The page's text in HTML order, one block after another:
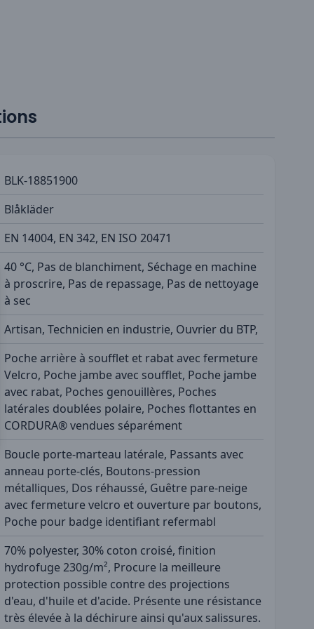
BLK-18851900
Blåkläder
EN 14004, EN 342, EN ISO 20471
40 °C, Pas de blanchiment, Séchage en machine
à proscrire, Pas de repassage, Pas de nettoyage
à sec
Artisan, Technicien en industrie, Ouvrier du BTP,
Poche arrière à soufflet et rabat avec fermeture
Velcro, Poche jambe avec soufflet, Poche jambe
avec rabat, Poches genouillères, Poches
latérales doublées polaire, Poches flottantes en
CORDURA® vendues séparément
Boucle porte-marteau latérale, Passants avec
anneau porte-clés, Boutons-pression
métalliques, Dos réhaussé, Guêtre pare-neige
avec fermeture velcro et ouverture par boutons,
Poche pour badge identifiant refermabl
70% polyester, 30% coton croisé, finition
hydrofuge 230g/m², Procure la meilleure
protection possible contre des projections
d'eau, d'huile et d'acide. Présente une résistance
très élevée à la déchirure ainsi qu'aux salissures.